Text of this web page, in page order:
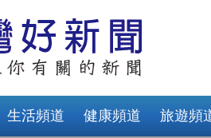
生活頻道 健康頻道 旅遊頻